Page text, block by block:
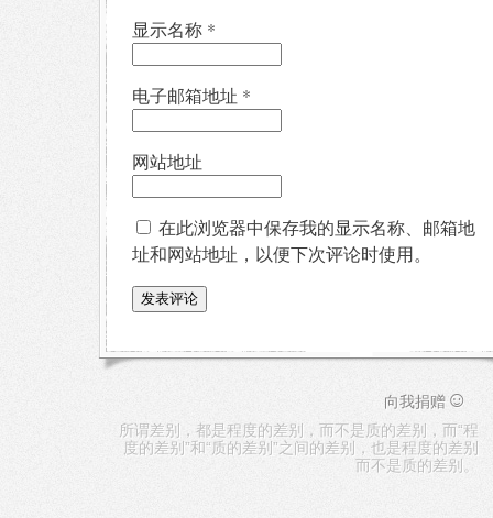
显示名称 *
电子邮箱地址 *
网站地址
在此浏览器中保存我的显示名称、邮箱地
址和网站地址，以便下次评论时使用。
向我捐赠 ☺
所谓差别，都是程度的差别，而不是质的差别，而“程
度的差别”和“质的差别”之间的差别，也是程度的差别
而不是质的差别。